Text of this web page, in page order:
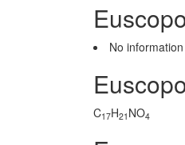
No
C17H21 NO4